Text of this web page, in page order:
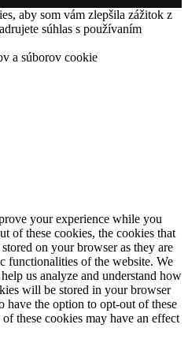
aby som vám zlepšila zážitok z
súhlas s používaním
a súborov cookie
your experience while you
of these cookies, the cookies that
on your browser as they are
functionalities of the website. We
us analyze and understand how
will be stored in your browser
have the option to opt-out of these
these cookies may have an effect